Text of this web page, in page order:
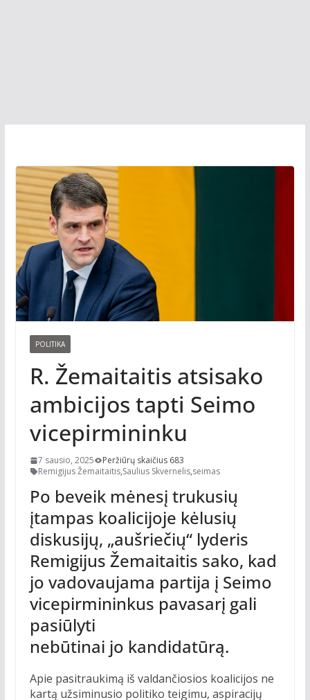
POLITIKA
R. Žemaitaitis atsisako
ambicijos tapti Seimo
vicepirmininku
7 sausio, 2025
Peržiūrų skaičius 683
Remigijus Žemaitaitis,Saulius Skvernelis,seimas
Po beveik mėnesį trukusių
įtampas koalicijoje kėlusių
diskusijų, „aušriečių“ lyderis
Remigijus Žemaitaitis sako, kad
jo vadovaujama partija į Seimo
vicepirmininkus pavasarį gali
pasiūlyti
nebūtinai jo kandidatūrą.
Apie pasitraukimą iš valdančiosios koalicijos ne
kartą užsiminusio politiko teigimu, aspiracijų